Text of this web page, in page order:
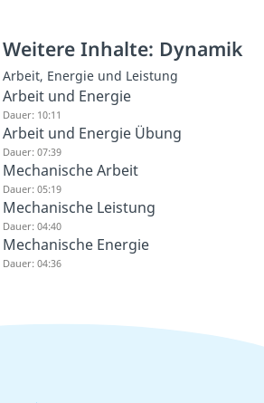
Weitere Inhalte: Dynamik
Arbeit, Energie und Leistung
Arbeit und Energie
Dauer: 10:11
Arbeit und Energie Übung
Dauer: 07:39
Mechanische Arbeit
Dauer: 05:19
Mechanische Leistung
Dauer: 04:40
Mechanische Energie
Dauer: 04:36